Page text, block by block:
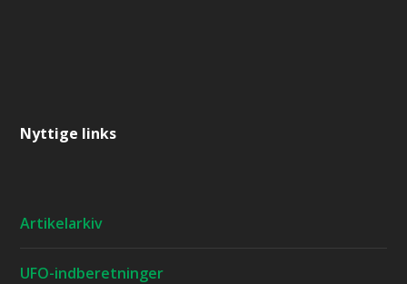
Nyttige links
Artikelarkiv
UFO-indberetninger